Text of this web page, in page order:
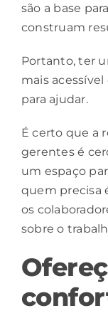
são a base
construam
Portanto, ter
mais
para ajudar.
É certo que a
gerentes é
um espaço
quem precisa
os
sobre o